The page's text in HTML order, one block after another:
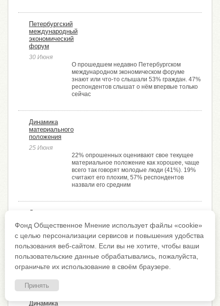
Петербургский
международный
экономический
форум
30 Июня
О прошедшем недавно Петербургском
международном экономическом форуме
знают или что-то слышали 53% граждан. 47%
респондентов слышат о нём впервые только
сейчас
Динамика
материального
положения
25 Июня
22% опрошенных оценивают свое текущее
материальное положение как хорошее, чаще
всего так говорят молодые люди (41%). 19%
считают его плохим, 57% респондентов
назвали его средним
Динамика
положения
28 Мая
По результатам опроса, 22% респондентов
оценивают своё финансовое положение как
хорошее (среди молодёжи этот показатель
составляет 39%). 54% опрошенных считают
Динамика
Фонд Общественное Мнение использует файлы «cookie»
с целью персонализации сервисов и повышения удобства
пользования веб-сайтом. Если вы не хотите, чтобы ваши
пользовательские данные обрабатывались, пожалуйста,
ограничьте их использование в своём браузере.
Принять